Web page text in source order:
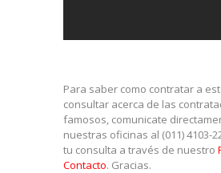
Para saber como contratar a
consultar acerca de las
famosos, comunicate
nuestras oficinas al (011) 4103-
tu consulta a través de nuestro
Contacto. Gracias.